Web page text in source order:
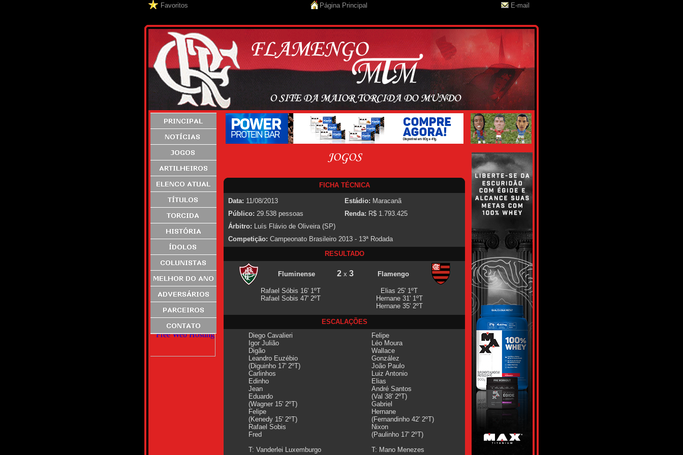
Favoritos Página Principal E-mail
FICHA TÉCNICA
Data: 11/08/2013 Estádio: Maracanã
Público: 29.538 pessoas Renda: R$ 1.793.425
Árbitro: Luís Flávio de Oliveira (SP)
Competição: Campeonato Brasileiro 2013 - 13ª Rodada
RESULTADO
Fluminense 2 x 3 Flamengo
Rafael Sóbis 16' 1ºT
Rafael Sobis 47' 2ºT
Elias 25' 1ºT
Hernane 31' 1ºT
Hernane 35' 2ºT
ESCALAÇÕES
Diego Cavalieri
Igor Julião
Digão
Leandro Euzébio
(Diguinho 17' 2ºT)
Carlinhos
Edinho
Jean
Eduardo
(Wagner 15' 2ºT)
Felipe
(Kenedy 15' 2ºT)
Rafael Sobis
Fred
T: Vanderlei Luxemburgo
Felipe
Léo Moura
Wallace
González
João Paulo
Luiz Antonio
Elias
André Santos
(Val 38' 2ºT)
Gabriel
Hernane
(Fernandinho 42' 2ºT)
Nixon
(Paulinho 17' 2ºT)
T: Mano Menezes